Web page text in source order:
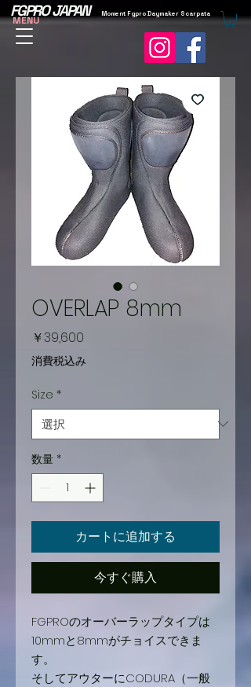
MENU
FGPRO JAPAN Moment Fgpro Daymaker Scarpata
OVERLAP 8mm
￥39,600
格
消費税込み
Size *
数量 *
カートに追加する
今すぐ購入
FGPROのオーバーラップタイプは
10mmと8mmがチョイスできま
す。
そしてアウターにCODURA（一般